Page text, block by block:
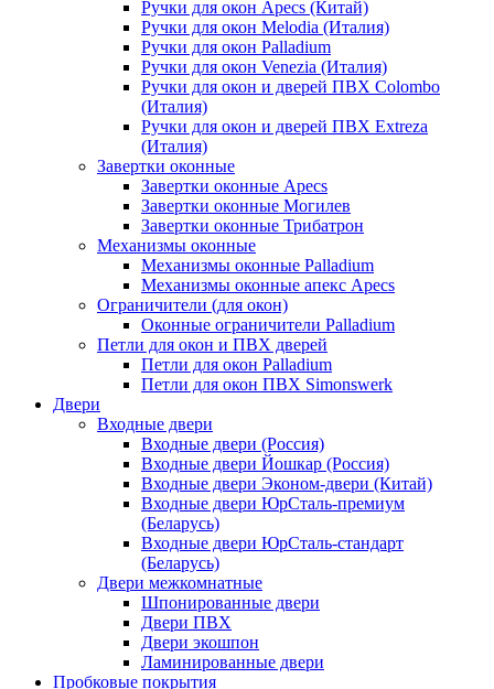
Ручки для окон Apecs (Китай)
Ручки для окон Melodia (Италия)
Ручки для окон Palladium
Ручки для окон Venezia (Италия)
Ручки для окон и дверей ПВХ Colombo
(Италия)
Ручки для окон и дверей ПВХ Extreza
(Италия)
Завертки оконные
Завертки оконные Apecs
Завертки оконные Могилев
Завертки оконные Трибатрон
Механизмы оконные
Механизмы оконные Palladium
Механизмы оконные апекс Apecs
Ограничители (для окон)
Оконные ограничители Palladium
Петли для окон и ПВХ дверей
Петли для окон Palladium
Петли для окон ПВХ Simonswerk
Двери
Входные двери
Входные двери (Россия)
Входные двери Йошкар (Россия)
Входные двери Эконом-двери (Китай)
Входные двери ЮрСталь-премиум
(Беларусь)
Входные двери ЮрСталь-стандарт
(Беларусь)
Двери межкомнатные
Шпонированные двери
Двери ПВХ
Двери экошпон
Ламинированные двери
Пробковые покрытия